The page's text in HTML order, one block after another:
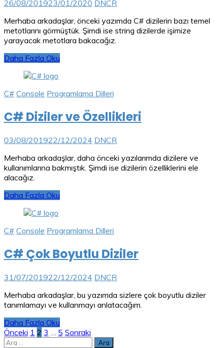
26/08/201923/01/2020 DNCR
Merhaba arkadaşlar, önceki yazımda C# dizilerin bazı temel
metotlarını görmüştük. Şimdi ise string dizilerde işimize
yarayacak metotlara bakacağız.
Daha Fazla Oku
C# Console Programlama Dilleri
C# Diziler ve Özellikleri
03/08/201922/12/2024 DNCR
Merhaba arkadaşlar, daha önceki yazılarımda dizilere ve
kullanımlarına bakmıştık. Şimdi ise dizilerin özelliklerini ele
alacağız.
Daha Fazla Oku
C# Console Programlama Dilleri
C# Çok Boyutlu Diziler
31/07/201922/12/2024 DNCR
Merhaba arkadaşlar, bu yazımda sizlere çok boyutlu diziler
tanımlamayı ve kullanmayı anlatacağım.
Daha Fazla Oku
Yazı
Önceki 1 2 3 5 Sonraki
Arama: